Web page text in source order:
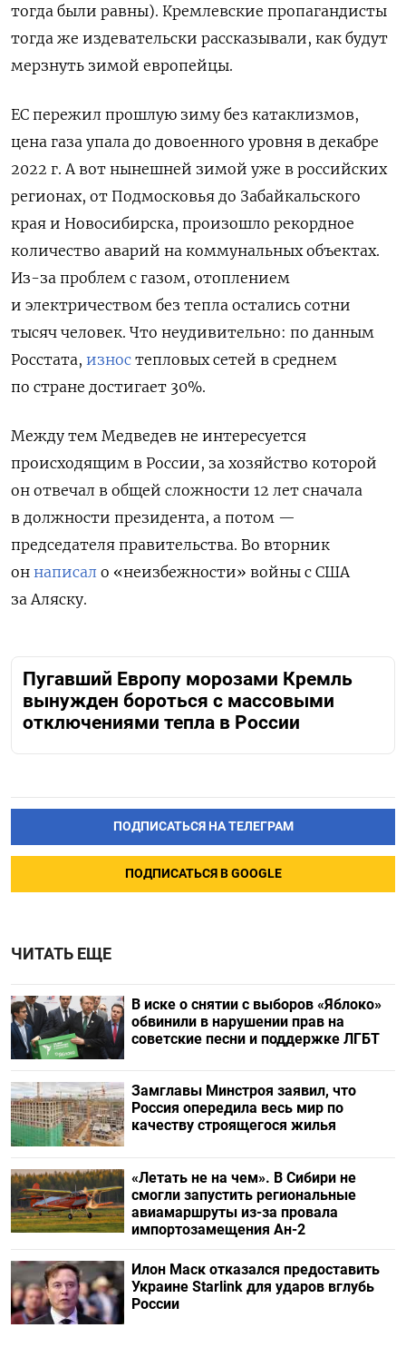
тогда были равны). Кремлевские пропагандисты
тогда же издевательски рассказывали, как будут
мерзнуть зимой европейцы.
ЕС пережил прошлую зиму без катаклизмов,
цена газа упала до довоенного уровня в декабре
2022 г. А вот нынешней зимой уже в российских
регионах, от Подмосковья до Забайкальского
края и Новосибирска, произошло рекордное
количество аварий на коммунальных объектах.
Из-за проблем с газом, отоплением
и электричеством без тепла остались сотни
тысяч человек. Что неудивительно: по данным
Росстата, износ тепловых сетей в среднем
по стране достигает 30%.
Между тем Медведев не интересуется
происходящим в России, за хозяйство которой
он отвечал в общей сложности 12 лет сначала
в должности президента, а потом —
председателя правительства. Во вторник
он написал о «неизбежности» войны с США
за Аляску.
Пугавший Европу морозами Кремль
вынужден бороться с массовыми
отключениями тепла в России
ПОДПИСАТЬСЯ НА ТЕЛЕГРАМ
ПОДПИСАТЬСЯ В GOOGLE
ЧИТАТЬ ЕЩЕ
В иске о снятии с выборов «Яблоко»
обвинили в нарушении прав на
советские песни и поддержке ЛГБТ
Замглавы Минстроя заявил, что
Россия опередила весь мир по
качеству строящегося жилья
«Летать не на чем». В Сибири не
смогли запустить региональные
авиамаршруты из-за провала
импортозамещения Ан-2
Илон Маск отказался предоставить
Украине Starlink для ударов вглубь
России